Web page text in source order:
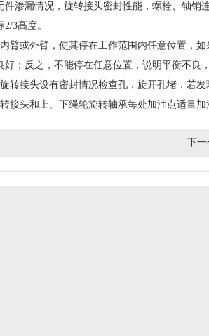
件渗漏情况，旋转接头密封性能，螺栓、轴
3高度。
臂或外臂，使其停在工作范围内任意位置，
；反之，不能停在任意位置，说明平衡不良
转接头设有密封情况检查孔，旋开孔堵，若
接头和上、下绳轮旋转轴承每处加油点适量加
下一